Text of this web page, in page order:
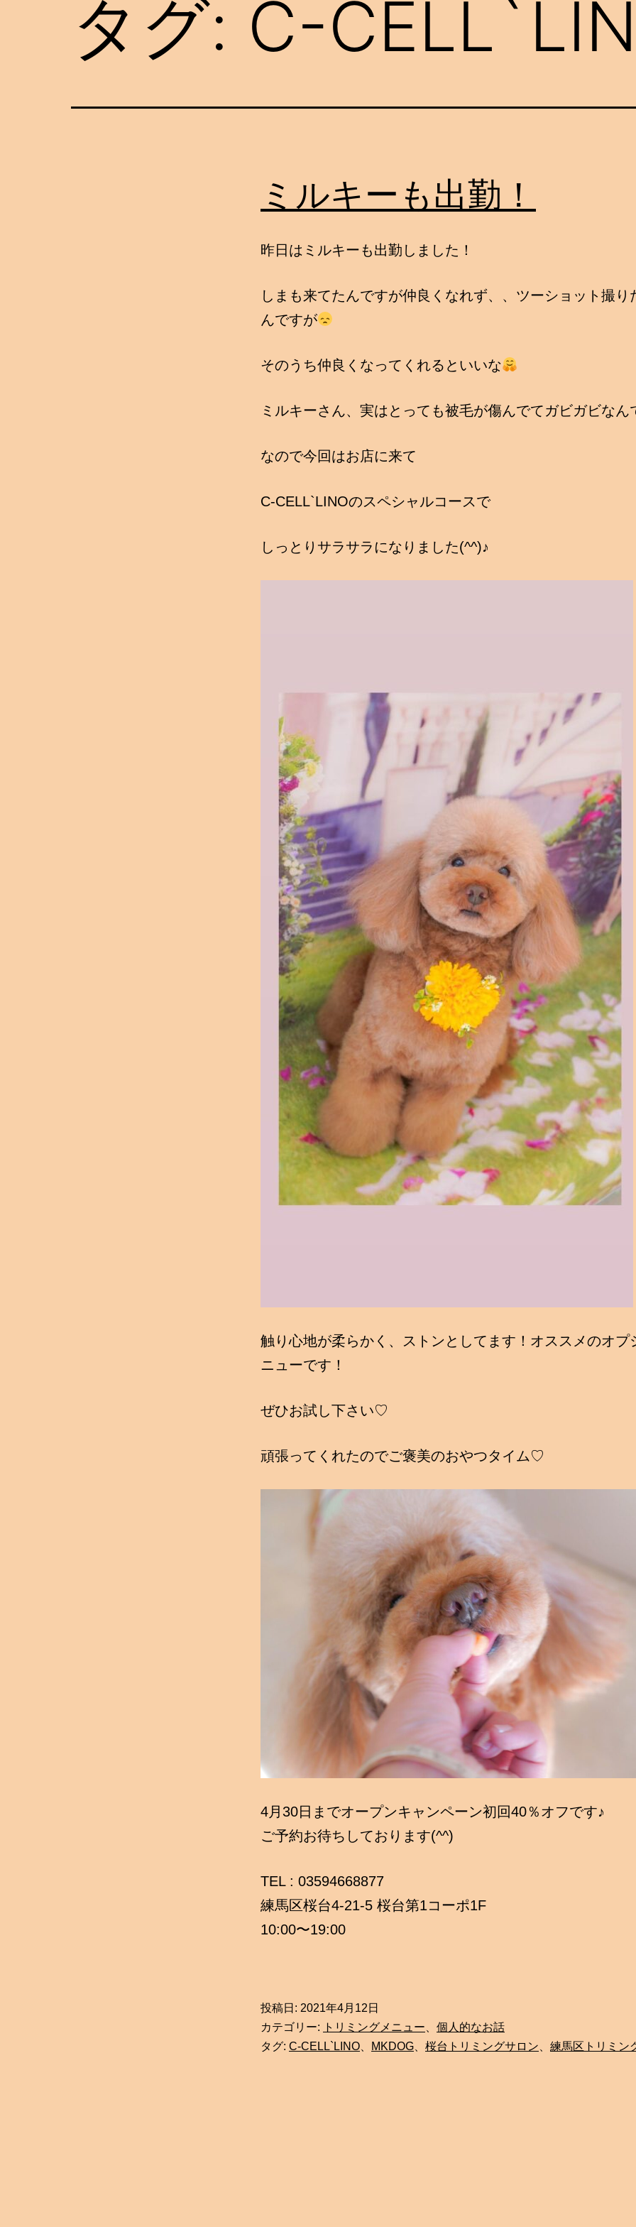
タグ: C-
ミルキーも出勤！
昨日はミルキーも出勤しました！
しまも来てたんですが仲良くなれず、、ツーショット撮り
んですが
そのうち仲良くなってくれるといいな
ミルキーさん、実はとっても被毛が傷んでてガビガビなん
なので今回はお店に来て
C-CELL`LINOのスペシャルコースで
しっとりサラサラになりました(^^)♪
触り心地が柔らかく、ストンとしてます！オススメのオプ
ニューです！
ぜひお試し下さい♡
頑張ってくれたのでご褒美のおやつタイム♡
4月30日までオープンキャンペーン初回40％オフです♪
ご予約お待ちしております(^^)
TEL : 03594668877
練馬区桜台4-21-5 桜台第1コーポ1F
10:00〜19:00
投稿日: 2021年4月12日
カテゴリー:
トリミングメニュー、 個人的なお話
タグ: C-CELL`LINO、 MKDOG、 桜台トリミングサロン、 練馬区トリミン